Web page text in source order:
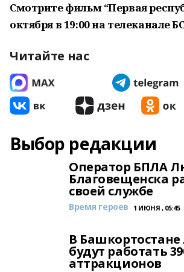
Смотрите фильм “Первая
октября в 19:00 на телеканале
Читайте нас
Выбор редакции
Оператор БПЛА
Благовещенска
своей службе
Время героев 1 ИЮНЯ , 05:45
В
будут работать
аттракционов